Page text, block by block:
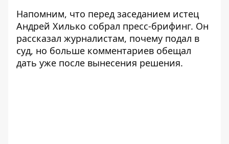
Напомним, что перед заседанием истец
Андрей Хилько собрал пресс-брифинг. Он
рассказал журналистам, почему подал в
суд, но больше комментариев обещал
дать уже после вынесения решения.